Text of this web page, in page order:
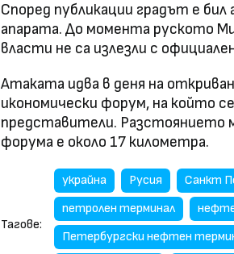
Според публикации градът е
апарата. До момента руското
власти не са излезли с
Атаката идва в деня на
икономически форум, на който
представители. Разстоянието
форума е около 17 километра.
Тагове:
украйна Русия Санкт
петролен терминал
Петербургски нефтен